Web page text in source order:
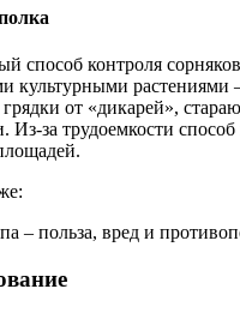
способ контроля
культурными растениями
от «дикарей»,
Из-за трудоемкости
– польза, вред и